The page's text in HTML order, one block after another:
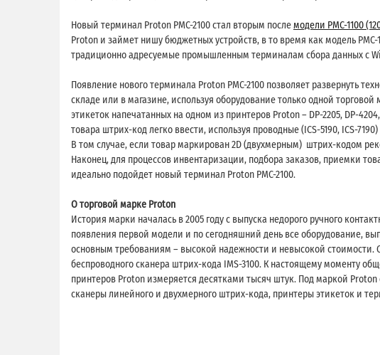
Новый терминал Proton PMC-2100 стал вторым послемодели PMC-1100
Proton и займет нишу бюджетных устройств, в то время как модель
традиционно адресуемые промышленным терминалам сбора данных c
Появление нового терминала Proton PMC-2100 позволяет развернуть
складе или в магазине, используя оборудование только одной
этикеток напечатанных на одном из принтеров Proton – DP-2205, DP-
товара штрих-код легко ввести, используя проводные (ICS-5190, ICS-
В том случае, если товар маркирован 2D (двухмерным) штрих-кодом
Наконец, для процессов инвентаризации, подбора заказов, приемки
идеально подойдет новый терминал Proton PMC-2100.
О торговой марке Proton
История марки началась в 2005 году с выпуска недорого ручного
появления первой модели и по сегодняшний день все оборудование,
основным требованиям – высокой надежности и невысокой стоимости.
беспроводного сканера штрих-кода IMS-3100. К настоящему моменту
принтеров Proton измеряется десятками тысяч штук. Под маркой
сканеры линейного и двухмерного штрих-кода, принтеры этикеток и